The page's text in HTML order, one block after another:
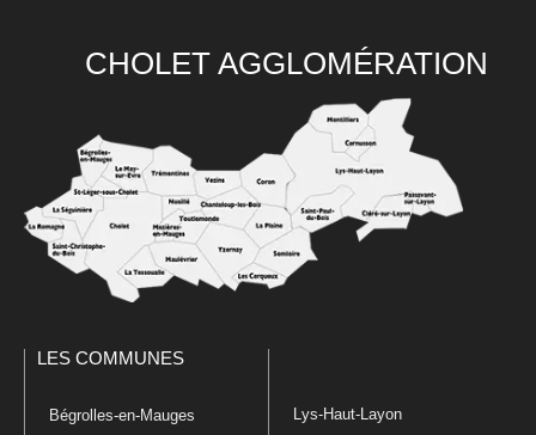
CHOLET AGGLOMÉRATION
LES COMMUNES
Bégrolles-en-Mauges Lys-Haut-Layon